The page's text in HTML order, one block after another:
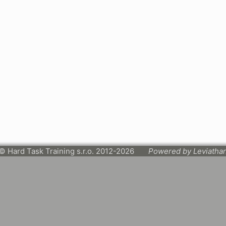
Hard Task Training s.r.o. 2012-2026 Powered by